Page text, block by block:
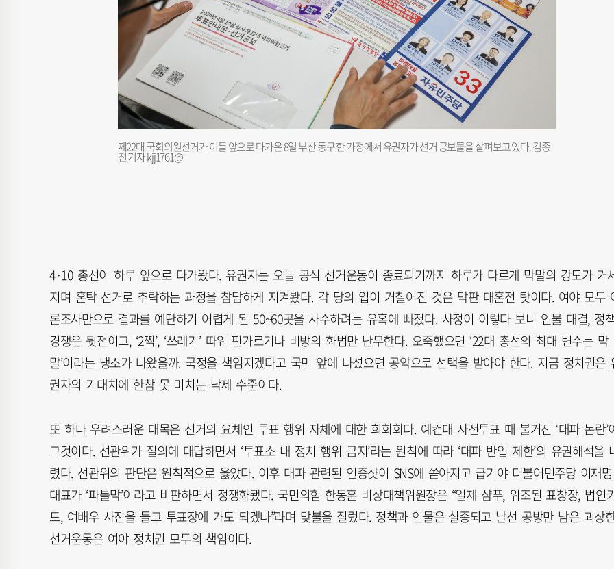
제22대 국회의원선거가 이틀 앞으로 다가온 8일 부산 동구 한 가정에서 유권자가 선거 공보물을 살펴보고 있다. 김종
진 기자 kjj1761@
4·10 총선이 하루 앞으로 다가왔다. 유권자는 오늘 공식 선거운동이 종료되기까지 하루가 다르게 막말의 강도가 거
지며 혼탁 선거로 추락하는 과정을 참담하게 지켜봤다. 각 당의 입이 거칠어진 것은 막판 대혼전 탓이다. 여야 모두
론조사만으로 결과를 예단하기 어렵게 된 50~60곳을 사수하려는 유혹에 빠졌다. 사정이 이렇다 보니 인물 대결, 정
경쟁은 뒷전이고, ‘2찍’, ‘쓰레기’ 따위 편가르기나 비방의 화법만 난무한다. 오죽했으면 ‘22대 총선의 최대 변수는 막
말’이라는 냉소가 나왔을까. 국정을 책임지겠다고 국민 앞에 나섰으면 공약으로 선택을 받아야 한다. 지금 정치권은
권자의 기대치에 한참 못 미치는 낙제 수준이다.
또 하나 우려스러운 대목은 선거의 요체인 투표 행위 자체에 대한 희화화다. 예컨대 사전투표 때 불거진 ‘대파 논란’
그것이다. 선관위가 질의에 대답하면서 ‘투표소 내 정치 행위 금지’라는 원칙에 따라 ‘대파 반입 제한’의 유권해석을
렸다. 선관위의 판단은 원칙적으로 옳았다. 이후 대파 관련된 인증샷이 SNS에 쏟아지고 급기야 더불어민주당 이재명
대표가 ‘파틀막’이라고 비판하면서 정쟁화됐다. 국민의힘 한동훈 비상대책위원장은 “일제 샴푸, 위조된 표창장, 법인
드, 여배우 사진을 들고 투표장에 가도 되겠나”라며 맞불을 질렀다. 정책과 인물은 실종되고 날선 공방만 남은 괴상
선거운동은 여야 정치권 모두의 책임이다.